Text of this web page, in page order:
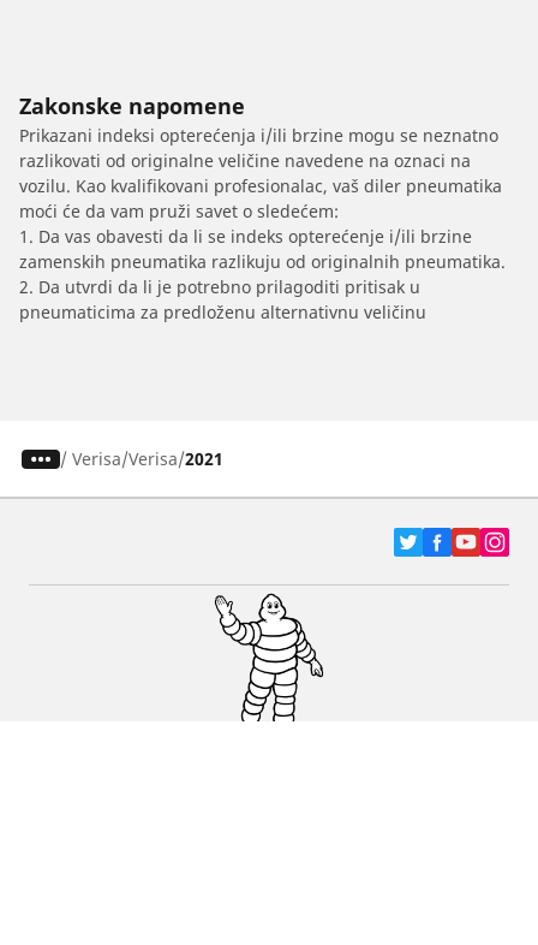
Zakonske napomene
Prikazani indeksi opterećenja i/ili brzine mogu se neznatno
razlikovati od originalne veličine navedene na oznaci na
vozilu. Kao kvalifikovani profesionalac, vaš diler pneumatika
moći će da vam pruži savet o sledećem:
1. Da vas obavesti da li se indeks opterećenje i/ili brzine
zamenskih pneumatika razlikuju od originalnih pneumatika.
2. Da utvrdi da li je potrebno prilagoditi pritisak u
pneumaticima za predloženu alternativnu veličinu
/ Verisa Verisa 2021